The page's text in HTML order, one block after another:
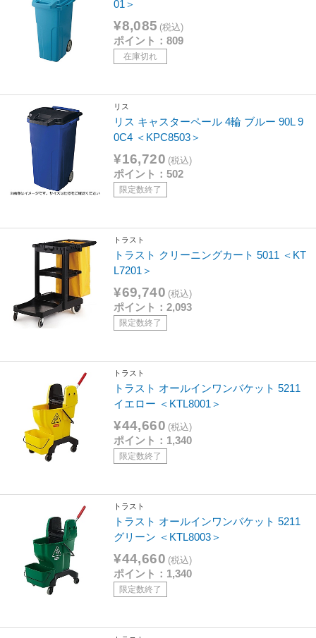
01＞
¥8,085 (税込)
ポイント：809
在庫切れ
リス
リス キャスターペール 4輪 ブルー 90L 9
0C4 ＜KPC8503＞
¥16,720 (税込)
ポイント：502
限定数終了
トラスト
トラスト クリーニングカート 5011 ＜KT
L7201＞
¥69,740 (税込)
ポイント：2,093
限定数終了
トラスト
トラスト オールインワンバケット 5211
イエロー ＜KTL8001＞
¥44,660 (税込)
ポイント：1,340
限定数終了
トラスト
トラスト オールインワンバケット 5211
グリーン ＜KTL8003＞
¥44,660 (税込)
ポイント：1,340
限定数終了